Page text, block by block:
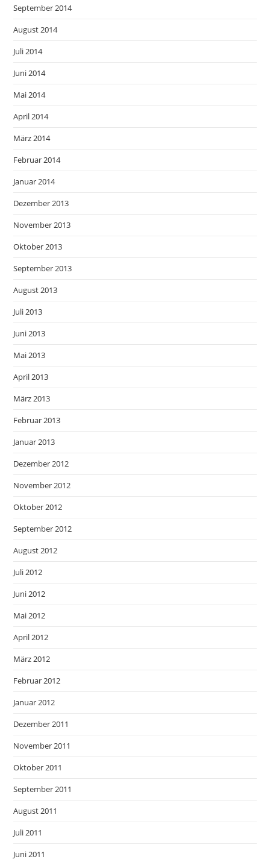
September 2014
August 2014
Juli 2014
Juni 2014
Mai 2014
April 2014
März 2014
Februar 2014
Januar 2014
Dezember 2013
November 2013
Oktober 2013
September 2013
August 2013
Juli 2013
Juni 2013
Mai 2013
April 2013
März 2013
Februar 2013
Januar 2013
Dezember 2012
November 2012
Oktober 2012
September 2012
August 2012
Juli 2012
Juni 2012
Mai 2012
April 2012
März 2012
Februar 2012
Januar 2012
Dezember 2011
November 2011
Oktober 2011
September 2011
August 2011
Juli 2011
Juni 2011